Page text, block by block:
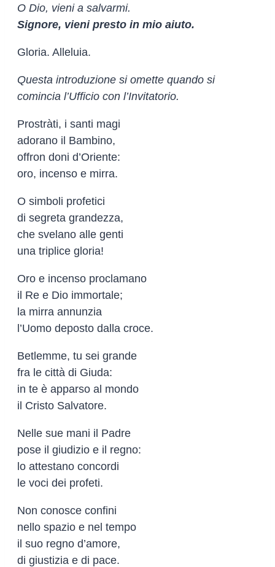
O Dio, vieni a salvarmi.
Signore, vieni presto in mio aiuto.
Gloria. Alleluia.
Questa introduzione si omette quando si
comincia l’Ufficio con l’Invitatorio.
Prostràti, i santi magi
adorano il Bambino,
offron doni d’Oriente:
oro, incenso e mirra.
O simboli profetici
di segreta grandezza,
che svelano alle genti
una triplice gloria!
Oro e incenso proclamano
il Re e Dio immortale;
la mirra annunzia
l’Uomo deposto dalla croce.
Betlemme, tu sei grande
fra le città di Giuda:
in te è apparso al mondo
il Cristo Salvatore.
Nelle sue mani il Padre
pose il giudizio e il regno:
lo attestano concordi
le voci dei profeti.
Non conosce confini
nello spazio e nel tempo
il suo regno d’amore,
di giustizia e di pace.